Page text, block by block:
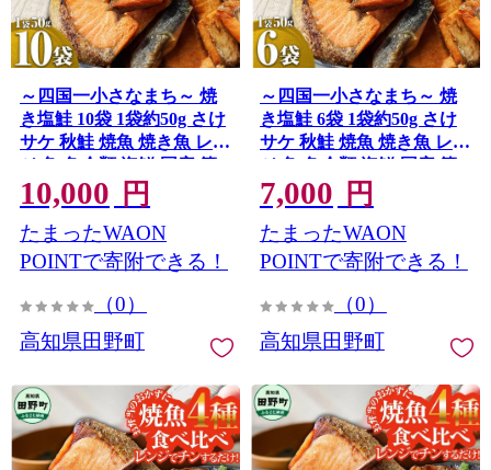
～四国一小さなまち～ 焼
き塩鮭 10袋 1袋約50g さけ
サケ 秋鮭 焼魚 焼き魚 レン
ジ 魚 魚介類 海鮮 国産 簡
単 時短 おかず おつまみ 和
食 惣菜 食品 お取り寄せ ご
はんのお供 お酒のあて
10,000 円
たまったWAON
POINTで寄附できる！
（0）
高知県田野町
～四国一小さなまち～ 焼
き塩鮭 6袋 1袋約50g さけ
サケ 秋鮭 焼魚 焼き魚 レン
ジ 魚 魚介類 海鮮 国産 簡
単 時短 おかず おつまみ 和
食 惣菜 食品 お取り寄せ ご
はんのお供 お酒のあて
7,000 円
たまったWAON
POINTで寄附できる！
（0）
高知県田野町